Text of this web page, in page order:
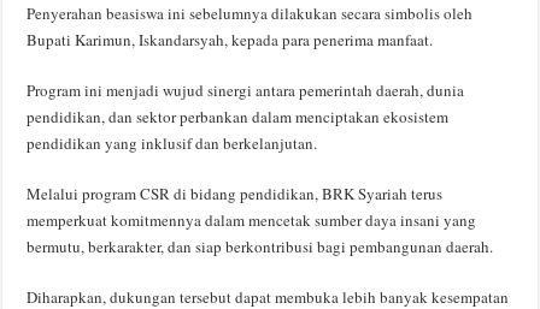
Penyerahan beasiswa ini sebelumnya dilakukan secara simbolis oleh
Bupati Karimun, Iskandarsyah, kepada para penerima manfaat.
Program ini menjadi wujud sinergi antara pemerintah daerah, dunia
pendidikan, dan sektor perbankan dalam menciptakan ekosistem
pendidikan yang inklusif dan berkelanjutan.
Melalui program CSR di bidang pendidikan, BRK Syariah terus
memperkuat komitmennya dalam mencetak sumber daya insani yang
bermutu, berkarakter, dan siap berkontribusi bagi pembangunan daerah.
Diharapkan, dukungan tersebut dapat membuka lebih banyak kesempatan